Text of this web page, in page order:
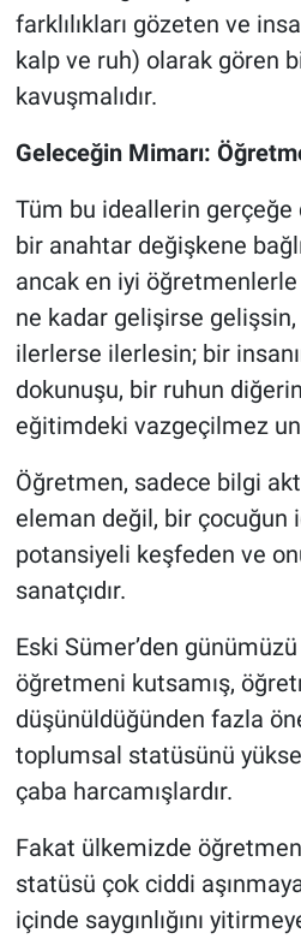
farklılıkları gözeten ve
kalp ve ruh) olarak gören
kavuşmalıdır.
Geleceğin Mimarı:
Tüm bu ideallerin
bir anahtar değişkene
ancak en iyi
ne kadar gelişirse
ilerlerse ilerlesin; bir
dokunuşu, bir ruhun
eğitimdeki vazgeçilmez
Öğretmen, sadece bilgi
eleman değil, bir çocuğun
potansiyeli keşfeden ve
sanatçıdır.
Eski Sümer’den
öğretmeni kutsamış,
düşünüldüğünden fazla
toplumsal statüsünü
çaba harcamışlardır.
Fakat ülkemizde
statüsü çok ciddi
içinde saygınlığını